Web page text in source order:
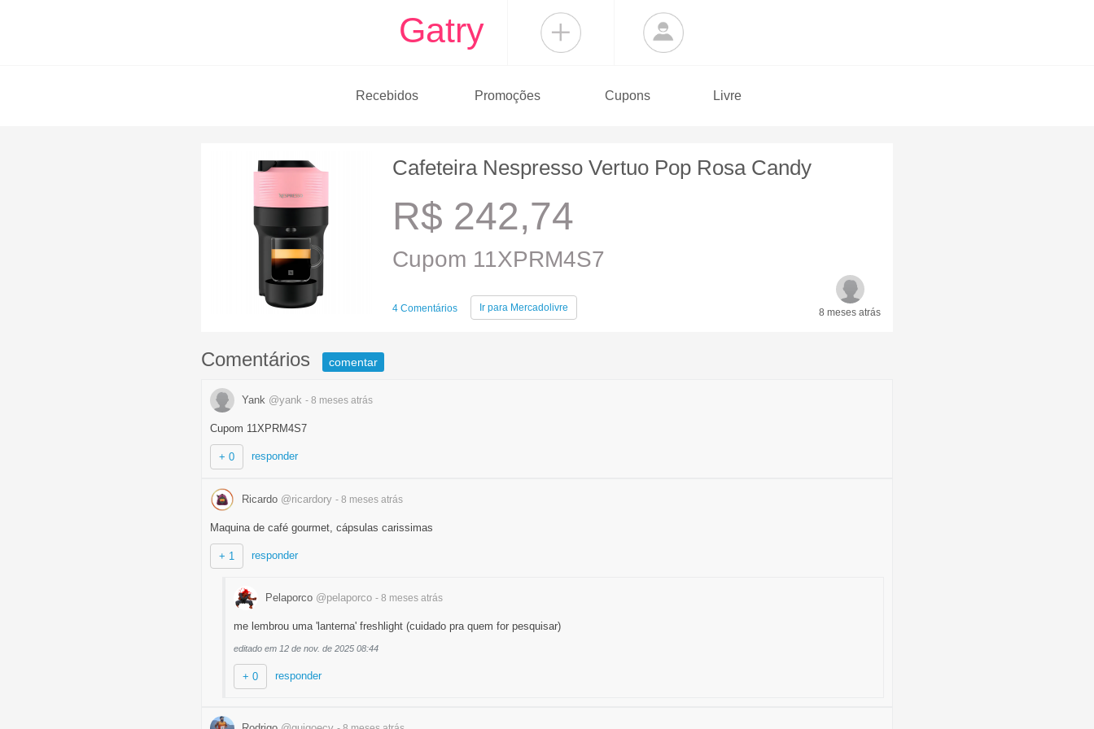
Gatry
Recebidos Promoções Cupons Livre
Cafeteira Nespresso Vertuo Pop Rosa Candy
R$ 242,74
Cupom 11XPRM4S7
4 Comentários Ir para Mercadolivre 8 meses atrás
Comentários comentar
Yank @yank - 8 meses atrás
Cupom 11XPRM4S7
+ 0 responder
Ricardo @ricardory - 8 meses atrás
Maquina de café gourmet, cápsulas carissimas
+ 1 responder
Pelaporco @pelaporco - 8 meses atrás
me lembrou uma 'lanterna' freshlight (cuidado pra quem for pesquisar)
editado em 12 de nov. de 2025 08:44
+ 0 responder